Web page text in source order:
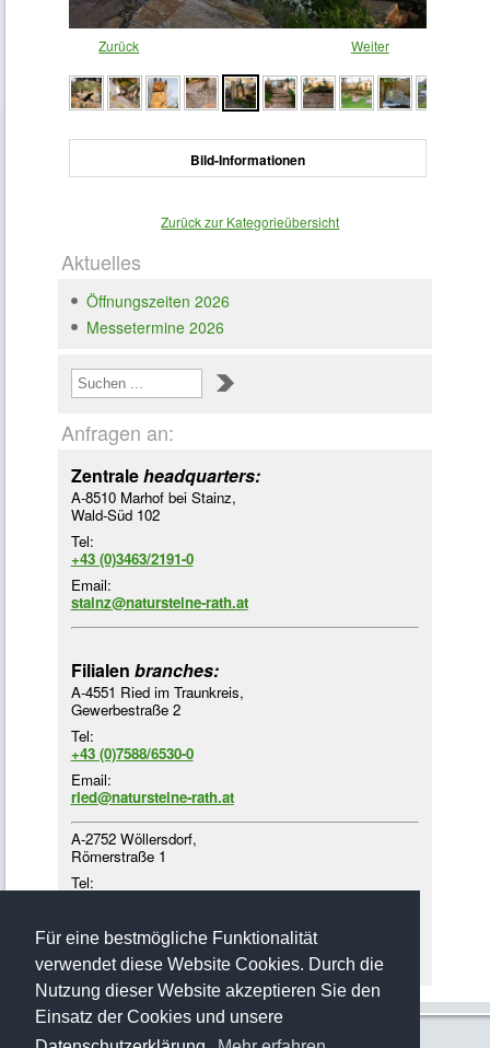
Für eine bestmögliche Funktionalität
verwendet diese Website Cookies. Durch die
Nutzung dieser Website akzeptieren Sie den
Einsatz der Cookies und unsere
Zurück Weiter
Bild-Informationen
Zurück zur Kategorieübersicht
Aktuelles
Öffnungszeiten 2026
Messetermine 2026
Anfragen an:
Zentraleheadquarters:
A-8510 Marhof bei Stainz,
Wald-Süd 102
Tel:
+43 (0)3463/2191-0
Email:
stainz@natursteine-rath.at
Filialen branches:
A-4551 Ried im Traunkreis,
Gewerbestraße 2
Tel:
+43 (0)7588/6530-0
Email:
ried@natursteine-rath.at
A-2752 Wöllersdorf,
Römerstraße 1
Tel:
Email:
woellersdorf@natursteine-rath.at